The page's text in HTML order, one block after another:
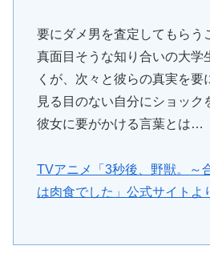
要にダメ男を査定してもらう
真面目そうな知り合いの大学
くが、次々と彼らの真実を要
見る目のない自分にショック
彼女に要がかける言葉とは…
TVアニメ「3秒後、野獣。～
は肉食でした」公式サイトよ